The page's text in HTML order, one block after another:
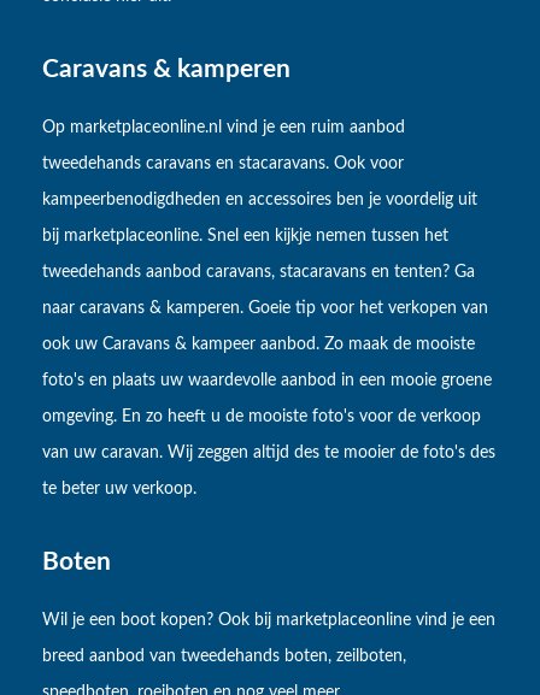
Caravans & kamperen
Op marketplaceonline.nl vind je een ruim aanbod
tweedehands caravans en stacaravans. Ook voor
kampeerbenodigdheden en accessoires ben je voordelig uit
bij marketplaceonline. Snel een kijkje nemen tussen het
tweedehands aanbod caravans, stacaravans en tenten? Ga
naar caravans & kamperen. Goeie tip voor het verkopen van
ook uw Caravans & kampeer aanbod. Zo maak de mooiste
foto's en plaats uw waardevolle aanbod in een mooie groene
omgeving. En zo heeft u de mooiste foto's voor de verkoop
van uw caravan. Wij zeggen altijd des te mooier de foto's des
te beter uw verkoop.
Boten
Wil je een boot kopen? Ook bij marketplaceonline vind je een
breed aanbod van tweedehands boten, zeilboten,